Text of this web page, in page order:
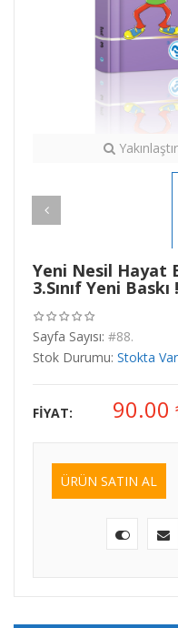
Yeni Nesil Hayat
3.Sınıf Yeni Baskı !
Sayfa Sayısı: #88.
Stok Durumu: Stokta Var
FIYAT: 90.00
ÜRÜN SATIN AL